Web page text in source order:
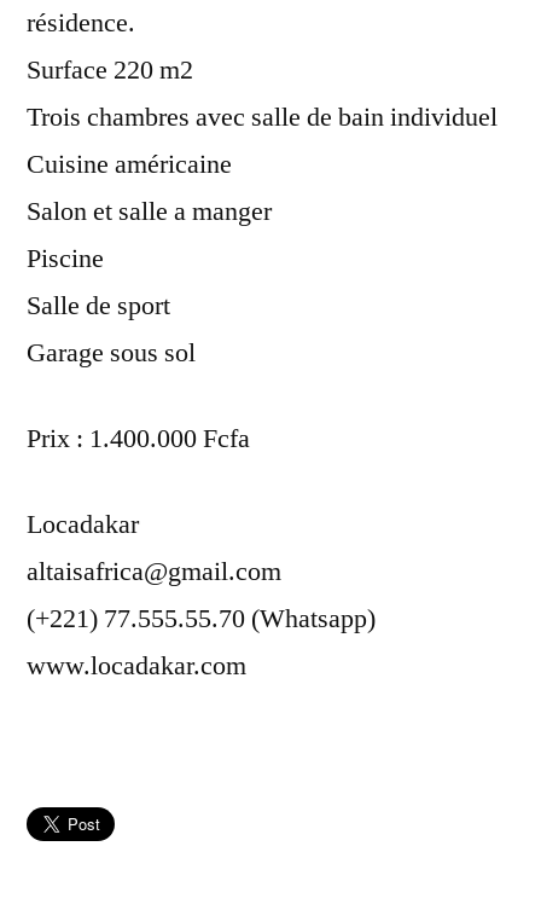
résidence.
Surface 220 m2
Trois chambres avec salle de bain individuel
Cuisine américaine
Salon et salle a manger
Piscine
Salle de sport
Garage sous sol
Prix : 1.400.000 Fcfa
Locadakar
altaisafrica@gmail.com
(+221) 77.555.55.70 (Whatsapp)
www.locadakar.com